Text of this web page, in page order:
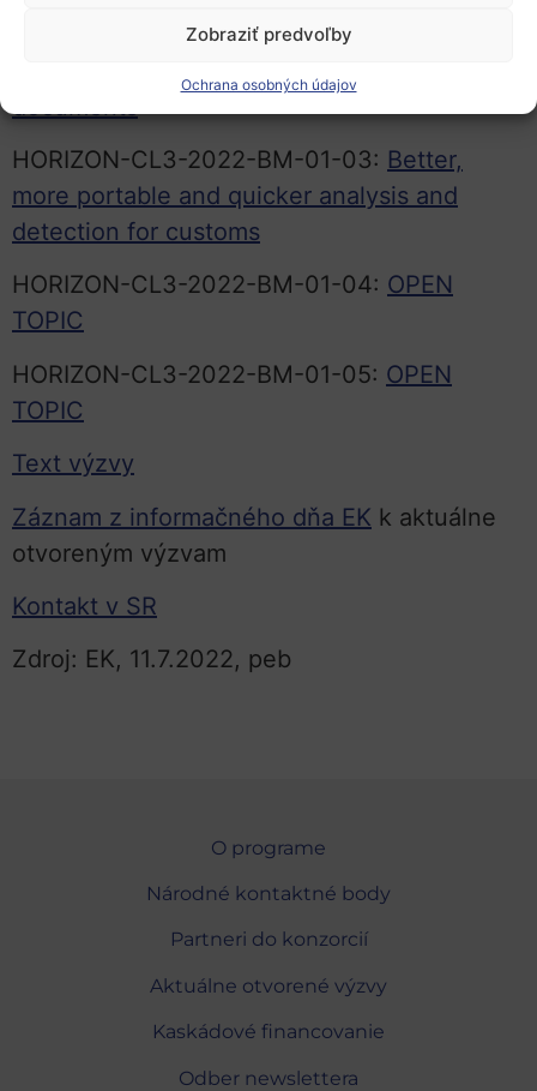
Zobraziť predvoľby
Ochrana osobných údajov
security of, and combating the frauds on,
documents
HORIZON-CL3-2022-BM-01-03: Better,
more portable and quicker analysis and
detection for customs
HORIZON-CL3-2022-BM-01-04: OPEN
TOPIC
HORIZON-CL3-2022-BM-01-05: OPEN
TOPIC
Text výzvy
Záznam z informačného dňa EK k aktuálne
otvoreným výzvam
Kontakt v SR
Zdroj: EK, 11.7.2022, peb
O programe
Národné kontaktné body
Partneri do konzorcií
Aktuálne otvorené výzvy
Kaskádové financovanie
Odber newslettera